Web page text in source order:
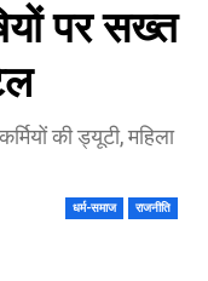
पर सख्त
की ड्यूटी, महिला
धर्म-समाज राजनीति